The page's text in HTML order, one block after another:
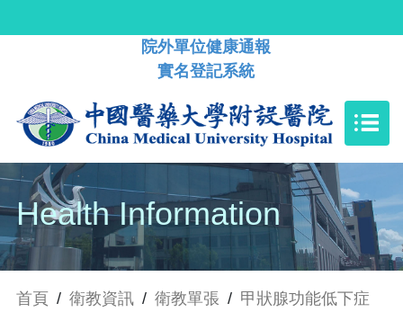
院外單位健康通報
實名登記系統
Health Information
首頁 / 衛教資訊 / 衛教單張 / 甲狀腺功能低下症